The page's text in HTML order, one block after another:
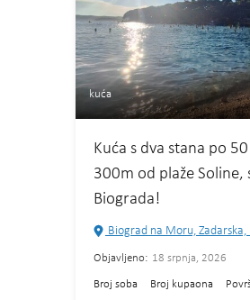
kuća
Kuća s dva stana po 50
300m od plaže Soline,
Biograda!
Biograd na Moru, Zadarska,
Objavljeno: 18 srpnja, 2026
Broj soba Broj kupaona